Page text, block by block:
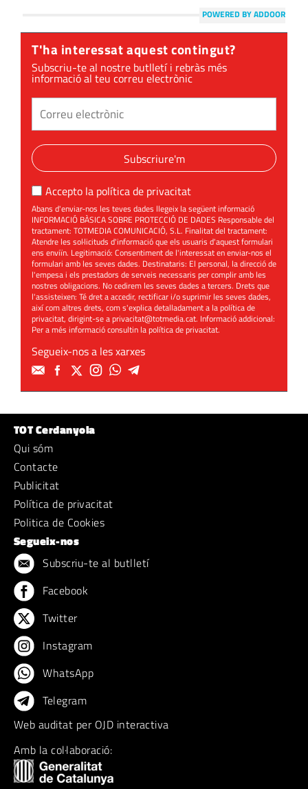
POWERED BY ADDOOR
T'ha interessat aquest contingut?
Subscriu-te al nostre butlletí i rebràs més
informació al teu correu electrònic
Subscriure'm
Accepto la política de privacitat
Abans d'enviar-nos les teves dades llegeix la següent informació
INFORMACIÓ BÀSICA SOBRE PROTECCIÓ DE DADES Responsable del
tractament: TOTMEDIA COMUNICACIÓ, S.L. Finalitat del tractament:
Atendre les sol·licituds d'informació que els usuaris d'aquest formulari
ens enviïn. Legitimació: Consentiment de l'interessat en enviar-nos el
formulari amb les seves dades. Destinataris: El personal, la direcció de
l'empesa i els prestadors de serveis necessaris per complir amb les
nostres obligacions. No cedirem les seves dades a tercers. Drets que
l'assisteixen: Té dret a accedir, rectificar i/o suprimir les seves dades,
així com altres drets, com s'explica detalladament a la política de
privacitat, dirigint-se aprivacitat@totmedia.cat. Informació addicional:
Per a més informació consultin lapolítica de privacitat.
Segueix-nos a les xarxes
TOT Cerdanyola
Qui sóm
Contacte
Publicitat
Política de privacitat
Politica de Cookies
Segueix-nos
Subscriu-te al butlletí
Facebook
Twitter
Instagram
WhatsApp
Telegram
Web auditat per OJD interactiva
Amb la col·laboració: